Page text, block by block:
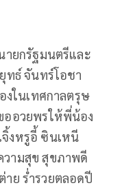
ยกรัฐมนตรีและ
ทธ์ จันทร์โอชา
งในเทศกาลตรุษ
ออวยพรให้พี่น้อง
งหรูอี้ ซินเหนี
วามสุข สุขภาพดี
ย ร่ำรวยตลอดปี